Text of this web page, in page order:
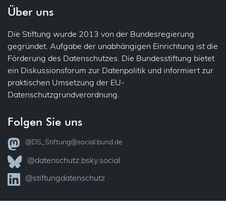
Über uns
Die Stiftung wurde 2013 von der Bundesregierung
gegründet. Aufgabe der unabhängigen Einrichtung ist die
Förderung des Datenschutzes. Die Bundesstiftung bietet
ein Diskussionsforum zur Datenpolitik und informiert zur
praktischen Umsetzung der EU-
Datenschutzgrundverordnung.
Folgen Sie uns
@DS_Stiftung@social.bund.de
@datenschutz.bsky.social
@stiftungdatenschutz